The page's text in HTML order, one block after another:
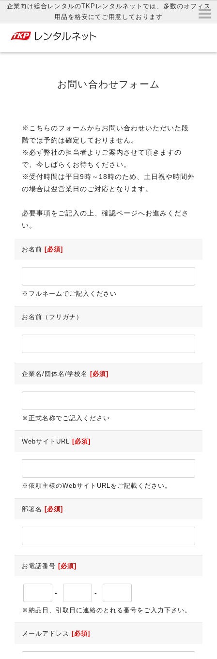
企業向け総合レンタルのTKPレンタルネットでは、多数のオフィス
用品を格安にてご用意しております
お問い合わせフォーム
※こちらのフォームからお問い合わせいただいた段
階では予約は確定しておりません。
※必ず弊社の担当者よりご案内させて頂きますの
で、今しばらくお待ちください。
※受付時間は平日9時～18時のため、土日祝や時間外
の場合は翌営業日のご対応となります。
必要事項をご記入の上、確認ページへお進みくださ
い。
お名前 [必須]
※フルネームでご記入ください
お名前（フリガナ）
企業名/団体名/学校名 [必須]
※正式名称でご記入ください
WebサイトURL [必須]
※依頼主様のWebサイトURLをご記載ください。
部署名 [必須]
お電話番号 [必須]
- -
※納品日、引取日に連絡のとれる番号をご入力下さい。
メールアドレス [必須]